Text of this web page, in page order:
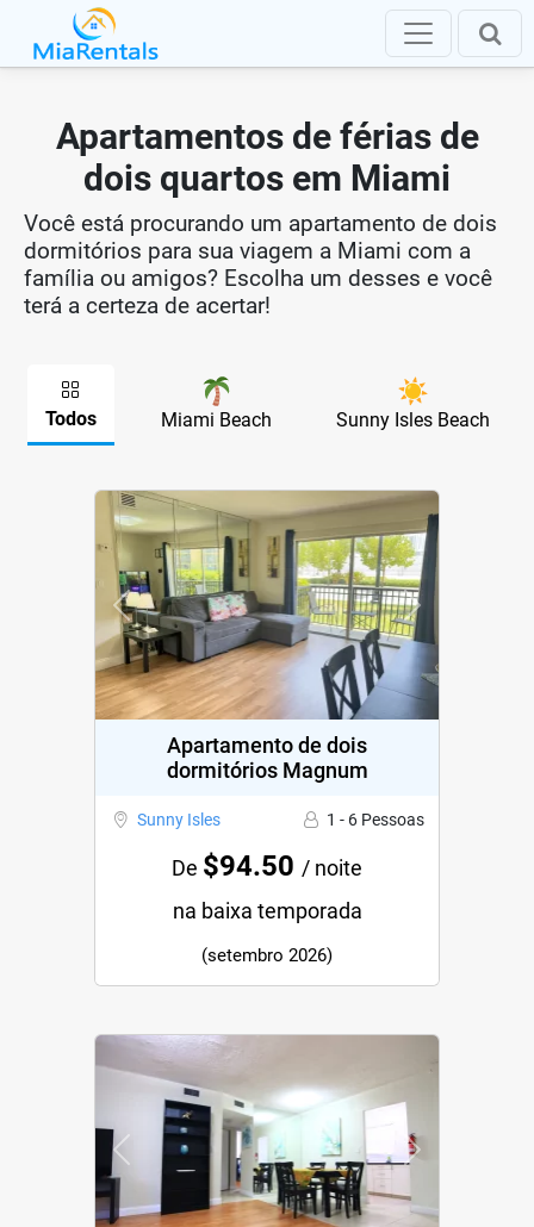
Apartamentos de férias de
dois quartos em Miami
Você está procurando um apartamento de dois
dormitórios para sua viagem a Miami com a
família ou amigos? Escolha um desses e você
terá a certeza de acertar!
Todos Miami Beach Sunny Isles Beach
Previous Next
Apartamento de dois
dormitórios Magnum
Sunny Isles 1 - 6 Pessoas
De $94.50 / noite
na baixa temporada
(setembro 2026)
Previous Next